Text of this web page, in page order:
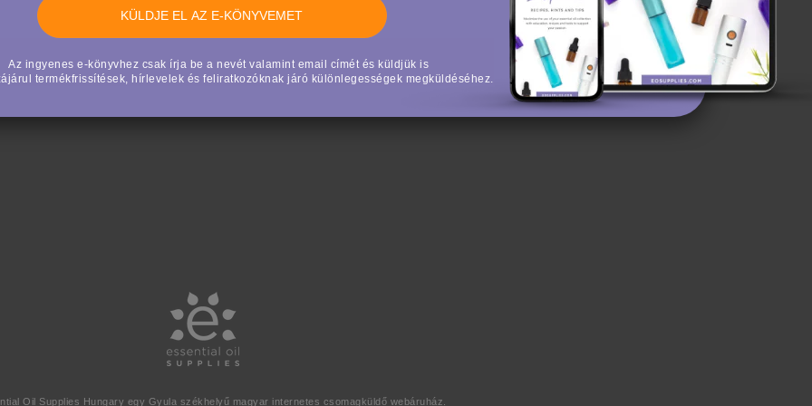
Az ingyenes e-könyvhez csak írja be a nevét valamint email címét és küldjük is
termékfrissítések, hírlevelek és feliratkozóknak járó különlegességek megküldéséhez.
Oil Supplies Hungary egy Gyula székhelyű magyar internetes csomagküldő webáruház.